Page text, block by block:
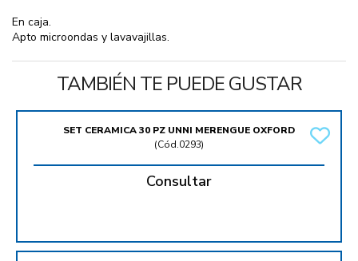
En caja.
Apto microondas y lavavajillas.
TAMBIÉN TE PUEDE GUSTAR
SET CERAMICA 30 PZ UNNI MERENGUE OXFORD
(Cód.0293)
Consultar